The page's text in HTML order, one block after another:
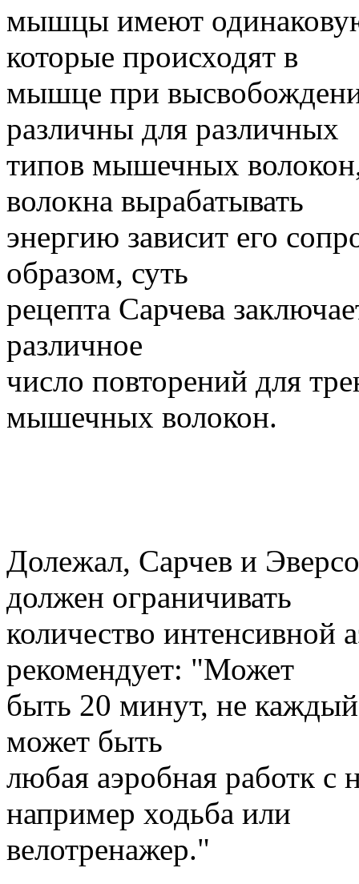
мышцы имеют
которые происходят в
мышце при
различны для различных
типов мышечных
волокна вырабатывать
энергию зависит его
образом, суть
рецепта Сарчева
различное
число повторений для
мышечных волокон.
Долежал, Сарчев и
должен ограничивать
количество интенсивной
рекомендует: "Может
быть 20 минут, не
может быть
любая аэробная работк с
например ходьба или
велотренажер."